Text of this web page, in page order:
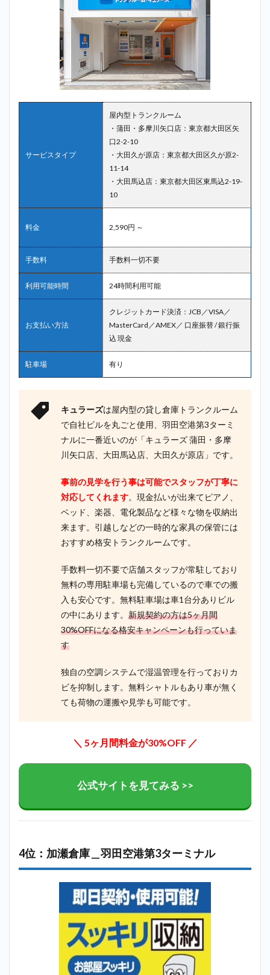
サービスタイプ
屋内型トランクルーム
・蒲田・多摩川矢口店：東京都大田区矢
口2-2-10
・大田久が原店：東京都大田区久が原2-
11-14
・大田馬込店：東京都大田区東馬込2-19-
10
料金 2,590円 ～
手数料 手数料一切不要
利用可能時間 24時間利用可能
お支払い方法
クレジットカード決済：JCB／VISA／
MasterCard／AMEX／ 口座振替 / 銀行振
込 現金
駐車場 有り
キュラーズは屋内型の貸し倉庫トランクルーム
で自社ビルを丸ごと使用、羽田空港第3ターミ
ナルに一番近いのが「キュラーズ 蒲田・多摩
川矢口店、大田馬込店、大田久が原店」です。
事前の見学を行う事は可能でスタッフが丁寧に
対応してくれます。現金払いが出来てピアノ、
ベッド、楽器、電化製品など様々な物を収納出
来ます。引越しなどの一時的な家具の保管には
おすすめ格安トランクルームです。
手数料一切不要で店舗スタッフが常駐しており
無料の専用駐車場も完備しているので車での搬
入も安心です。無料駐車場は車1台分ありビル
の中にあります。 新規契約の方は5ヶ月間
30%OFFになる格安キャンペーンも行っていま
す
独自の空調システムで湿温管理を行っておりカ
ビを抑制します。無料シャトルもあり車が無く
ても荷物の運搬や見学も可能です。
＼ 5ヶ月間料金が30%OFF ／
公式サイトを見てみる >>
4位：加瀬倉庫＿羽田空港第3ターミナル